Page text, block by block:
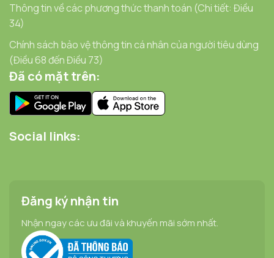
Thông tin về các phương thức thanh toán (Chi tiết: Điều
34)
Chính sách bảo vệ thông tin cá nhân của người tiêu dùng
(Điều 68 đến Điều 73)
Đã có mặt trên:
Social links:
Đăng ký nhận tin
Nhận ngay các ưu đãi và khuyến mãi sớm nhất.